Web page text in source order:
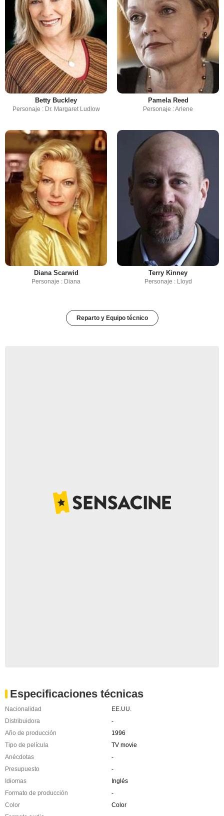
Betty Buckley
Personaje : Dr. Margaret Ludlow
Pamela Reed
Personaje : Arlene
Diana Scarwid
Personaje : Diana
Terry Kinney
Personaje : Lloyd
Reparto y Equipo técnico
Especificaciones técnicas
Nacionalidad
EE.UU.
Distribuidora
-
Año de producción
1996
Tipo de película
TV movie
Anécdotas
-
Presupuesto
-
Idiomas
Inglés
Formato de producción
-
Color
Color